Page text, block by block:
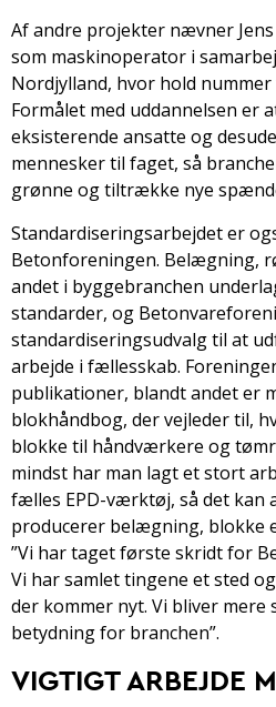
Af andre projekter nævner
som maskinoperator i
Nordjylland, hvor hold
Formålet med uddannelsen er
eksisterende ansatte og
mennesker til faget, så
grønne og tiltrække nye
Standardiseringsarbejdet er
Betonforeningen. Belægning,
andet i byggebranchen
standarder, og
standardiseringsudvalg til at
arbejde i fællesskab.
publikationer, blandt andet er
blokhåndbog, der vejleder til,
blokke til håndværkere og
mindst har man lagt et stort
fælles EPD-værktøj, så det kan
producerer belægning, blokke
”Vi har taget første skridt for
Vi har samlet tingene et sted
der kommer nyt. Vi bliver mere
betydning for branchen”.
VIGTIGT ARBEJDE